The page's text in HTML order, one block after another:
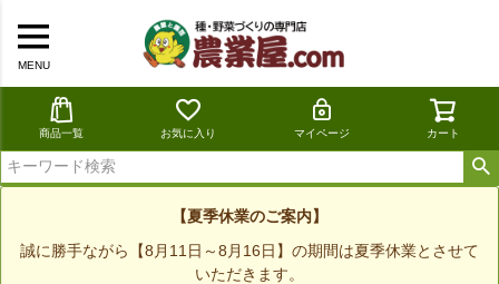
MENU
商品一覧 お気に入り マイページ カート
【夏季休業のご案内】
誠に勝手ながら【8月11日～8月16日】の期間は夏季休業とさせて
いただきます。